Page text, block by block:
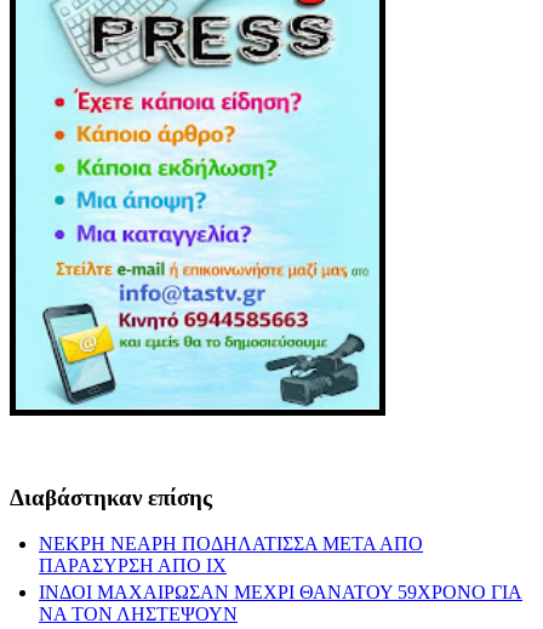
Διαβάστηκαν επίσης
ΝΕΚΡΗ ΝΕΑΡΗ ΠΟΔΗΛΑΤΙΣΣΑ ΜΕΤΑ ΑΠΟ
ΠΑΡΑΣΥΡΣΗ ΑΠΟ ΙΧ
ΙΝΔΟΙ ΜΑΧΑΙΡΩΣΑΝ ΜΕΧΡΙ ΘΑΝΑΤΟΥ 59ΧΡΟΝΟ ΓΙΑ
ΝΑ ΤΟΝ ΛΗΣΤΕΨΟΥΝ